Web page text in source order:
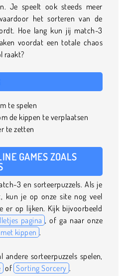
Je speelt ook steeds meer
het sorteren van de
Hoe lang kun jij match-3
voordat een totale chaos
raakt?
te spelen
de kippen te verplaatsen
te zetten
GAMES ZOALS
3 en sorteerpuzzels. Als je
kun je op onze site nog veel
er op lijken. Kijk bijvoorbeeld
pagina , of ga naar onze
kippen .
sorteerpuzzels spelen,
of Sorting Sorcery .